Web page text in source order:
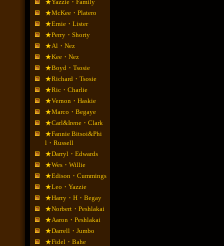
★Yazzie・Family
★McKee・Platero
★Ernie・Lister
★Perry・Shorty
★Al・Nez
★Kee・Nez
★Boyd・Tsosie
★Richard・Tsosie
★Ric・Charlie
★Vernon・Haskie
★Marco・Begaye
★Carl&Irene・Clark
★Fannie Bitsoi&Phi
l・Russell
★Darryl・Edwards
★Wes・Willie
★Edison・Cummings
★Leo・Yazzie
★Harry・H・Begay
★Norbert・Peshlakai
★Aaron・Peshlakai
★Darrell・Jumbo
★Fidel・Bahe